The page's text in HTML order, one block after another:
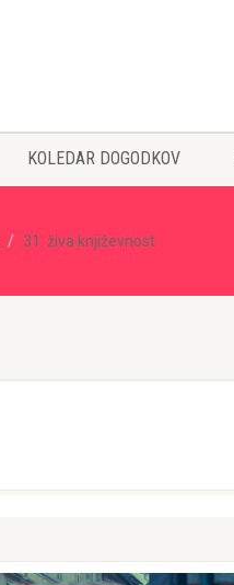
KOLEDAR DOGODKOV
31. živa književnost